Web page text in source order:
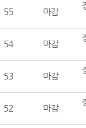
55 마감
54 마감
53 마감
52 마감